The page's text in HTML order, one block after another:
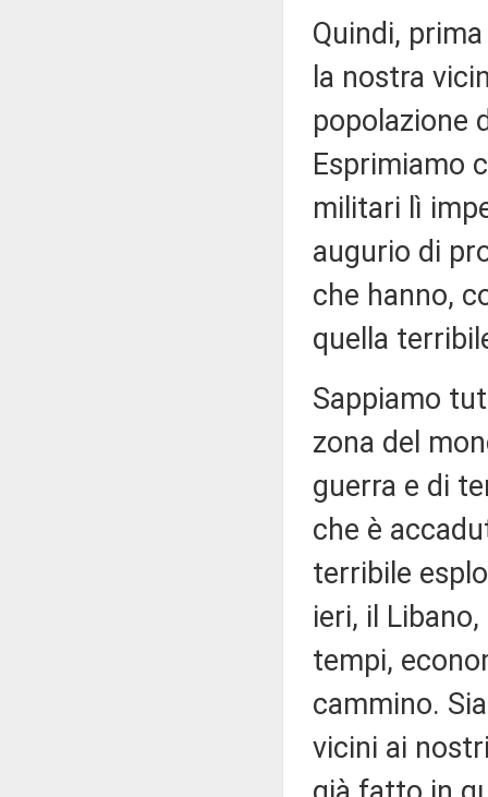
Quindi,
la nostra
popolazione
Esprimiamo
militari lì
augurio di
che hanno,
quella
Sappiamo
zona del
guerra e di
che è
terribile
ieri, il
tempi,
cammino.
vicini ai